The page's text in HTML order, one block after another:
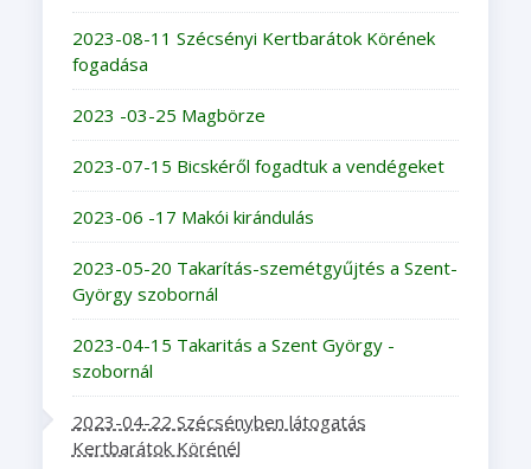
2023-08-11 Szécsényi Kertbarátok Körének
fogadása
2023 -03-25 Magbörze
2023-07-15 Bicskéről fogadtuk a vendégeket
2023-06 -17 Makói kirándulás
2023-05-20 Takarítás-szemétgyűjtés a Szent-
György szobornál
2023-04-15 Takaritás a Szent György -
szobornál
2023-04-22 Szécsényben látogatás
Kertbarátok Körénél